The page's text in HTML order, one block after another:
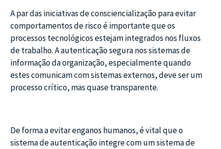
A par das iniciativas de consciencialização para evitar
comportamentos de risco é importante que os
processos tecnológicos estejam integrados nos fluxos
de trabalho. A autenticação segura nos sistemas de
informação da organização, especialmente quando
estes comunicam com sistemas externos, deve ser um
processo crítico, mas quase transparente.
De forma a evitar enganos humanos, é vital que o
sistema de autenticação integre com um sistema de